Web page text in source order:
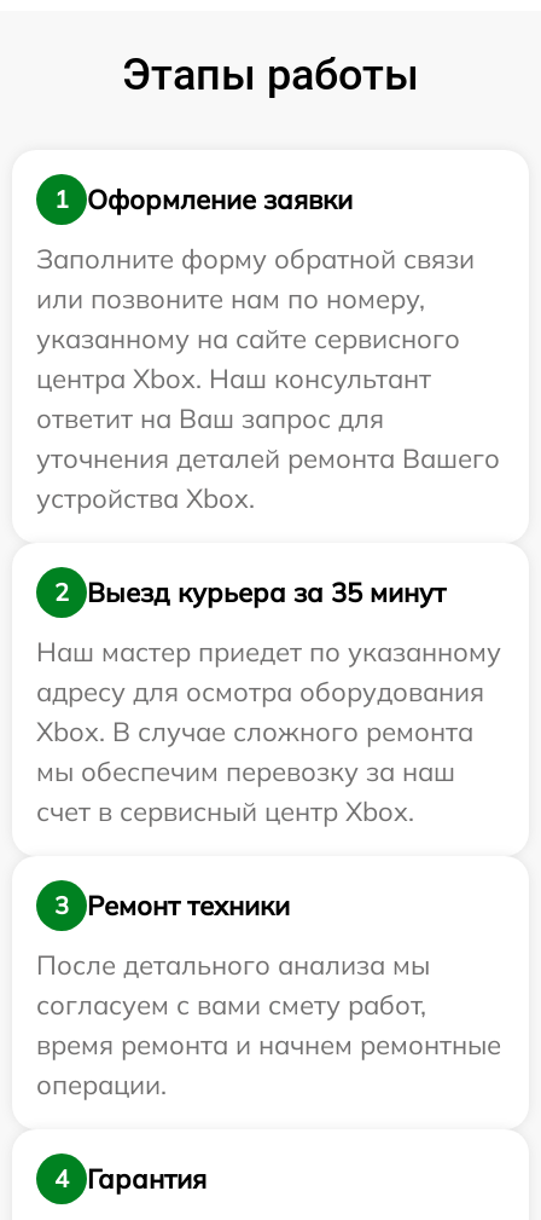
Этапы работы
1
Оформление заявки
Заполните форму обратной связи
или позвоните нам по номеру,
указанному на сайте сервисного
центра Xbox. Наш консультант
ответит на Ваш запрос для
уточнения деталей ремонта Вашего
устройства Xbox.
2
Выезд курьера за 35 минут
Наш мастер приедет по указанному
адресу для осмотра оборудования
Xbox. В случае сложного ремонта
мы обеспечим перевозку за наш
счет в сервисный центр Xbox.
3
Ремонт техники
После детального анализа мы
согласуем с вами смету работ,
время ремонта и начнем ремонтные
операции.
4
Гарантия